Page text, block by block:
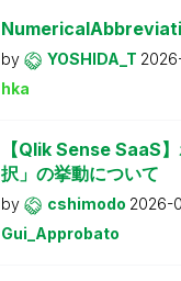
by YOSHIDA_T
hka
【Qlik Sense SaaS
択」の挙動について
by cshimodo 2026-
Gui_Approbato